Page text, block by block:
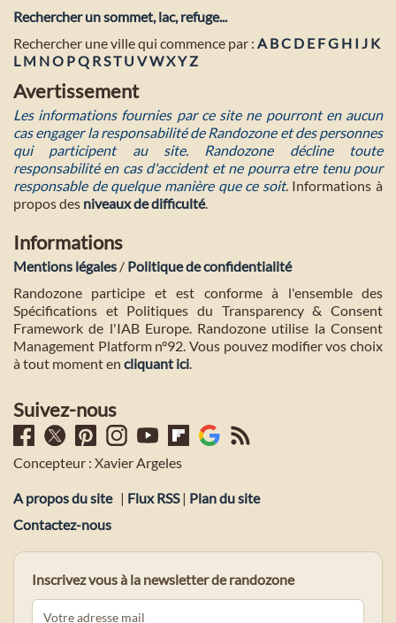
Rechercher un sommet, lac, refuge...
Rechercher une ville qui commence par : A BC D E FG H I J K
L M NO PQ RST U VWXYZ
Avertissement
Les informations fournies par ce site ne pourront en aucun
cas engager la responsabilité de Randozone et des personnes
qui participent au site. Randozone décline toute
responsabilité en cas d'accident et ne pourra etre tenu pour
responsable de quelque manière que ce soit. Informations à
propos des niveaux de difficulté.
Informations
Mentions légales / Politique de confidentialité
Randozone participe et est conforme à l'ensemble des
Spécifications et Politiques du Transparency & Consent
Framework de l'IAB Europe. Randozone utilise la Consent
Management Platform n°92. Vous pouvez modifier vos choix
à tout moment en cliquant ici.
Suivez-nous
Concepteur : Xavier Argeles
A propos du site | Flux RSS| Plan du site
Contactez-nous
Inscrivez vous à la newsletter de randozone